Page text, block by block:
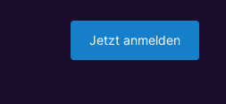
Jetzt anmelden